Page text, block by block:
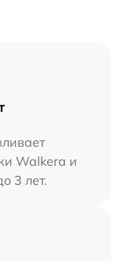
Walkera и
3 лет.